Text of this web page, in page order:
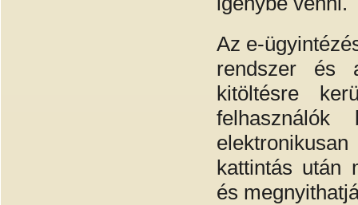
Az e-
rendszer és
kitöltésre
kattintás után
és